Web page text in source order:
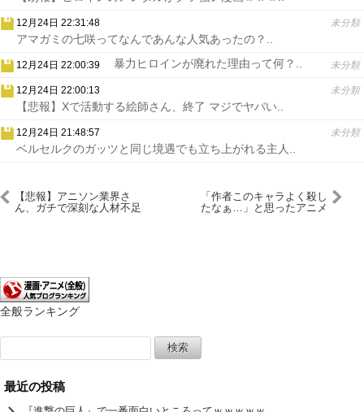
12月24日 22:31:48 未分類
アマガミの七咲ってなんであんな人気あったの？..
12月24日 22:00:39 未分類
暴力ヒロインが廃れた理由って何？..
12月24日 22:00:13 未分類
【悲報】Xで活動する絵師さん、終了 マジでヤバい..
12月24日 21:48:57 未分類
ベルセルクのガッツと同じ境遇でも立ち上がれる主人..
【悲報】アニソン業界さ
ん、ガチで深刻な人材不足
「作者このキャラよく殺し
たなぁ…」と思ったアニメ
全般ランキング
索:
最近の投稿